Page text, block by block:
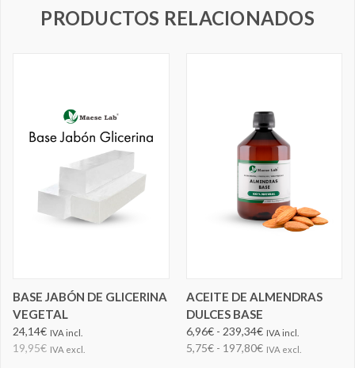
PRODUCTOS RELACIONADOS
BASE JABÓN DE GLICERINA
VEGETAL
24,14€ IVA incl.
19,95€ IVA excl.
ACEITE DE ALMENDRAS
DULCES BASE
6,96€ - 239,34€ IVA incl.
5,75€ - 197,80€ IVA excl.